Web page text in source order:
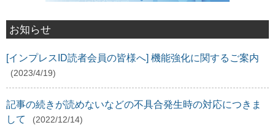
お知らせ
[インプレスID読者会員の皆様へ] 機能強化に関するご案内
(2023/4/19)
記事の続きが読めないなどの不具合発生時の対応につきま
して
(2022/12/14)